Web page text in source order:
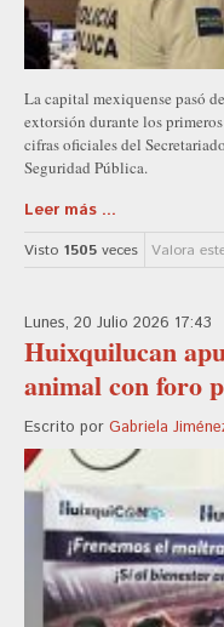
La capital mexiquense pasó
extorsión durante los
cifras oficiales del
Seguridad Pública.
Leer más ...
Visto 1505 veces Valora
Lunes, 20 Julio 2026 17:43
Huixquilucan
animal con foro
Escrito por Gabriela